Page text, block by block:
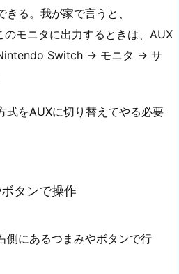
る。我が家で言うと、
モニタに出力するときは、AUX
Switch → モニタ → サ
式をAUXに切り替えてやる必要
タンで操作
側にあるつまみやボタンで行